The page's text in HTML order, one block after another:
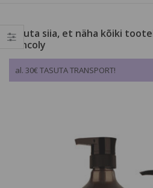
Vajuta siia, et näha kõiki
Dancoly
al. 30€ TASUTA TRANSPORT!